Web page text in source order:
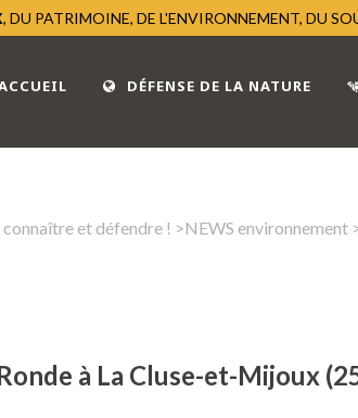
, DU PATRIMOINE, DE L'ENVIRONNEMENT, DU
DÉFENSE DE LA NATURE
et défendre ! >NEWS environnement
à La Cluse-et-Mijoux